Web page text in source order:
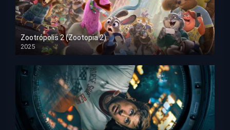
Zootrópolis 2 (Zootopia 2)
2025
HD 1080p